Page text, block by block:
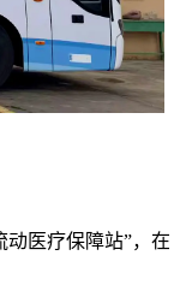
医疗保障站”，在